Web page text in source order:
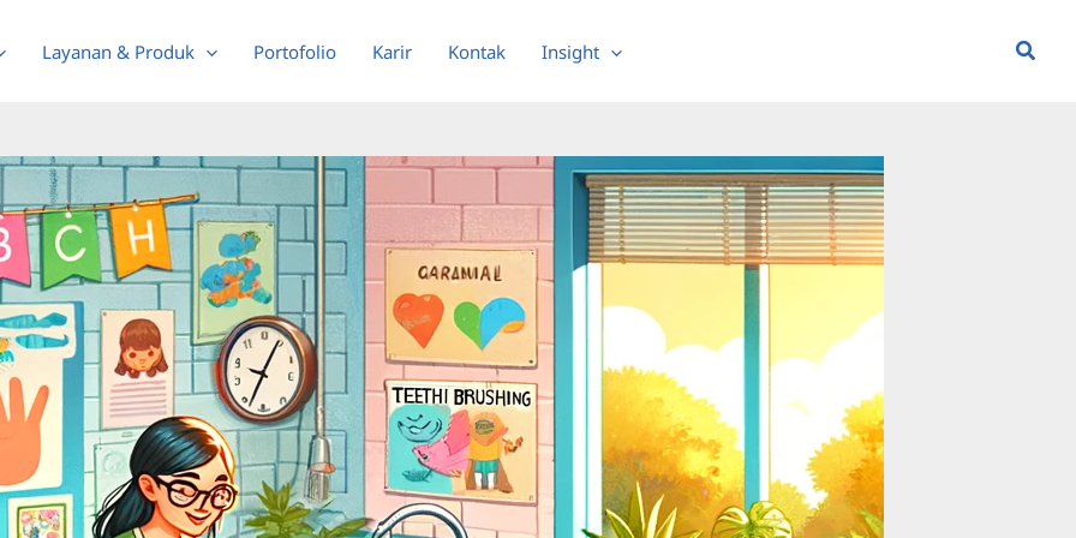
Layanan & Produk Portofolio Karir Kontak Insight